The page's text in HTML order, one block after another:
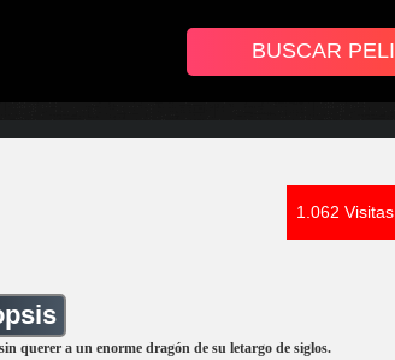
1.062 Visitas
querer a un enorme dragón de su letargo de siglos.